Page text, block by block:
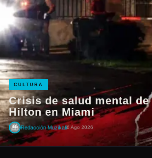
CULTURA
Crisis de salud mental de
Hilton en Miami
Redacción Muzikali6 Ago 2026